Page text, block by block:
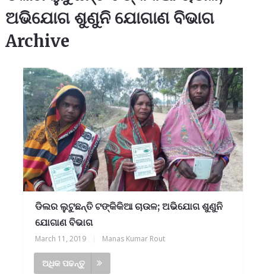
ଅଭିଯୋଗ ଶୁଣୁନି ଯୋଗାଣ ବିଭାଗ
Archive
ଡିଲର ଲୁଟୁଛନ୍ତି ଟଙ୍କିକିଆ ଚାଉଳ; ଅଭିଯୋଗ ଶୁଣୁନି
ଯୋଗାଣ ବିଭାଗ
March 11, 2019 Manas Kumar Rout
ଅଧିକ ପଢନ୍ତୁ